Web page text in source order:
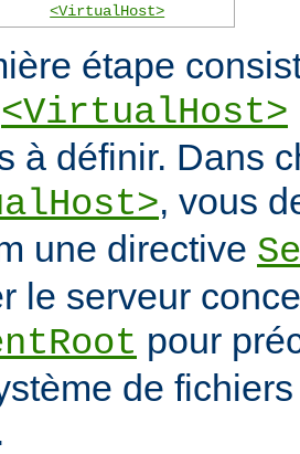
<VirtualHost>
étape
<VirtualHost>
à définir. Dans
, vous
une directive
le serveur
pour
de